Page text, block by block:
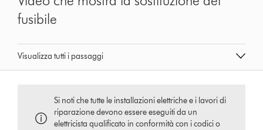
Visualizza tutti i passaggi
fusibile
Si noti che tutte le installazioni elettriche e i lavori di
riparazione devono essere eseguiti da un
elettricista qualificato in conformità con i codici o